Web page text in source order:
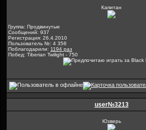
Капитан
Группа: Продвинутые
Сообщений: 937
Регистрация: 26.4.2010
Пользователь №: 4 356
Поблагодарили: 1194 раз
Побед: Tiberian Twilight - 750
user№3213
Юзверь